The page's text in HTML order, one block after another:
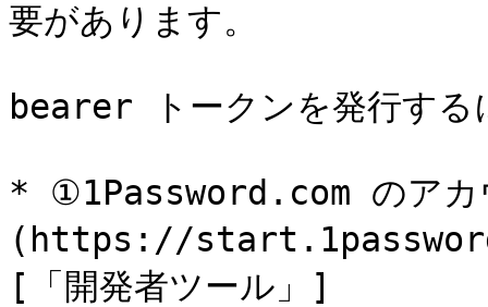
要があります。
bearer トークンを発行す
* ①1Password.com のアカ
(https://
[「開発者ツール」]